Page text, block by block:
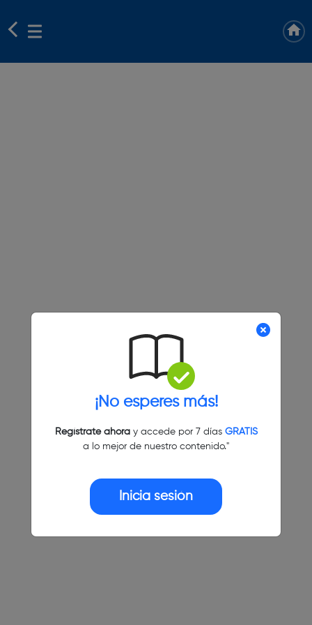
¡No esperes más!
Regístrate ahoray accede por 7 días GRATIS
a lo mejor de nuestro contenido."
Inicia sesión